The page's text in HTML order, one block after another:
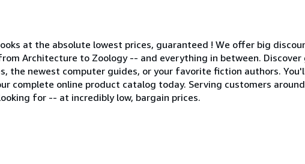
at the absolute lowest prices, guaranteed ! We offer big
Architecture to Zoology -- and everything in between. Discover
the newest computer guides, or your favorite fiction authors.
complete online product catalog today. Serving customers
for -- at incredibly low, bargain prices.